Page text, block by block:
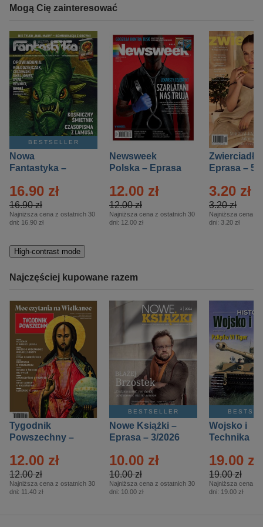
Mogą Cię zainteresować
BESTSELLER
Nowa
Fantastyka –
16.90 zł
16.90 zł
Najniższa cena z ostatnich 30
dni: 16.90 zł
Newsweek
Polska – Eprasa
12.00 zł
12.00 zł
Najniższa cena z ostatnich 30
dni: 12.00 zł
Zwierciadło
Eprasa – 5/
3.20 zł
3.20 zł
Najniższa cena z
dni: 3.20 zł
High-contrast mode
Najczęściej kupowane razem
Tygodnik
Powszechny –
12.00 zł
12.00 zł
Najniższa cena z ostatnich 30
dni: 11.40 zł
BESTSELLER
Nowe Książki –
Eprasa – 3/2026
10.00 zł
10.00 zł
Najniższa cena z ostatnich 30
dni: 10.00 zł
Wojsko i
Technika
– 2/2026
19.00 zł
19.00 zł
Najniższa cena z
dni: 19.00 zł